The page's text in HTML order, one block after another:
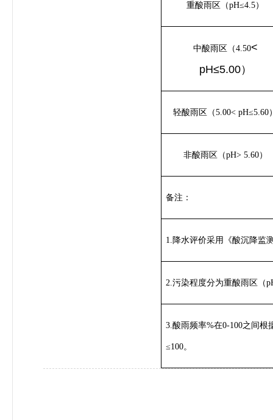
重酸雨区（pH≤4.5）
中酸雨区（4.50<
pH≤5.00）
轻酸雨区（5.00< pH≤5.60
非酸雨区（pH> 5.60）
备注：
1.降水评价采用《酸沉降监
2.污染程度分为重酸雨区（
3.酸雨频率%在0-100之间根
≤100。